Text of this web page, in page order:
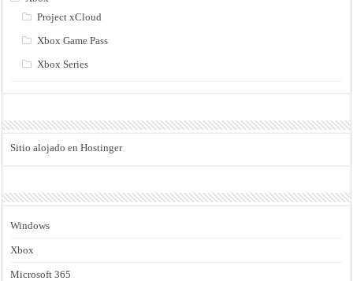
Project xCloud
Xbox Game Pass
Xbox Series
Sitio alojado en Hostinger
Windows
Xbox
Microsoft 365